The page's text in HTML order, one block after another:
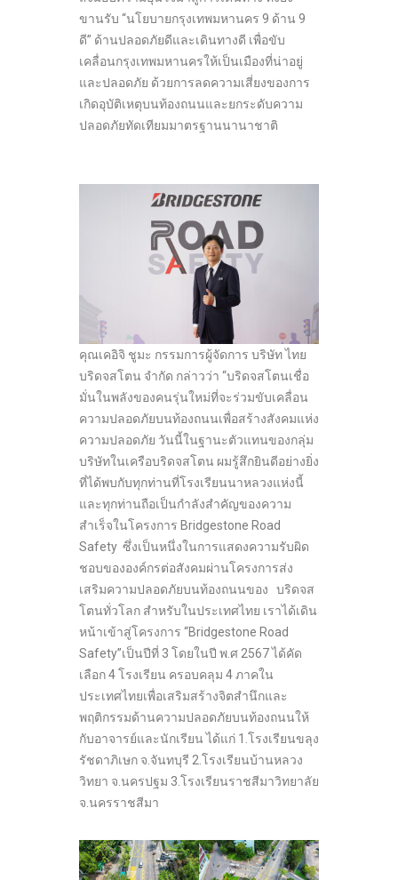
ขานรับ “นโยบายกรุงเทพมหานคร 9 ด้าน 9
ดี” ด้านปลอดภัยดีและเดินทางดี เพื่อขับ
เคลื่อนกรุงเทพมหานครให้เป็นเมืองที่น่าอยู่
และปลอดภัย ด้วยการลดความเสี่ยงของการ
เกิดอุบัติเหตุบนท้องถนนและยกระดับความ
ปลอดภัยทัดเทียมมาตรฐานนานาชาติ
คุณเคอิจิ ชูมะ กรรมการผู้จัดการ บริษัท ไทย
บริดจสโตน จำกัด กล่าวว่า “บริดจสโตนเชื่อ
มั่นในพลังของคนรุ่นใหม่ที่จะร่วมขับเคลื่อน
ความปลอดภัยบนท้องถนนเพื่อสร้างสังคมแห่ง
ความปลอดภัย วันนี้ในฐานะตัวแทนของกลุ่ม
บริษัทในเครือบริดจสโตน ผมรู้สึกยินดีอย่างยิ่ง
ที่ได้พบกับทุกท่านที่โรงเรียนนาหลวงแห่งนี้
และทุกท่านถือเป็นกำลังสำคัญของความ
สำเร็จในโครงการ Bridgestone Road
Safety ซึ่งเป็นหนึ่งในการแสดงความรับผิด
ชอบขององค์กรต่อสังคมผ่านโครงการส่ง
เสริมความปลอดภัยบนท้องถนนของ บริดจส
โตนทั่วโลก สำหรับในประเทศไทย เราได้เดิน
หน้าเข้าสู่โครงการ “Bridgestone Road
Safety”เป็นปีที่ 3 โดยในปี พ.ศ 2567 ได้คัด
เลือก 4 โรงเรียน ครอบคลุม 4 ภาคใน
ประเทศไทยเพื่อเสริมสร้างจิตสำนึกและ
พฤติกรรมด้านความปลอดภัยบนท้องถนนให้
กับอาจารย์และนักเรียน ได้แก่ 1.โรงเรียนขลุง
รัชดาภิเษก จ.จันทบุรี 2.โรงเรียนบ้านหลวง
วิทยา จ.นครปฐม 3.โรงเรียนราชสีมาวิทยาลัย
จ.นครราชสีมา